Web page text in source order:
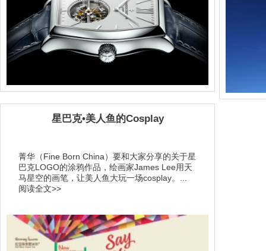
星巴克•美人鱼的Cosplay
菁华（Fine Born China）要和大家分享的关于星
巴克LOGO的涂鸦作品，绘画家James Lee用天
马星空的画笔，让美人鱼大玩一场cosplay。...
阅读全文>>